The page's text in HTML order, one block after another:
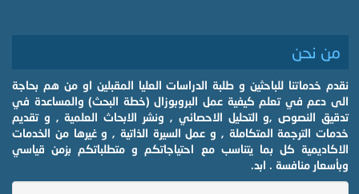
من نحن
نقدم خدماتنا للباحثين و طلبة الدراسات العليا المقبلين او من هم بحاجة
الى دعم في تعلم كيفية عمل البروبوزال (خطة البحث) والمساعدة في
تدقيق النصوص ,و التحليل الاحصائي , ونشر الابحاث العلمية , و تقديم
خدمات الترجمة المتكاملة , و عمل السيرة الذاتية , و غيرها من الخدمات
الاكاديمية كل بما يتناسب مع احتياجاتكم و متطلباتكم بزمن قياسي
وبأسعار منافسة . ابد.